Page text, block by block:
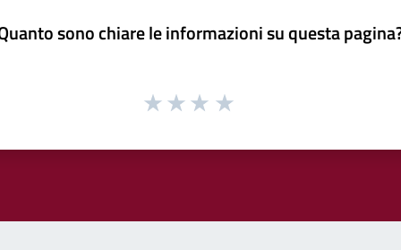
sono chiare le informazioni su questa